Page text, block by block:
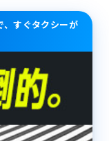
すぐタクシーが